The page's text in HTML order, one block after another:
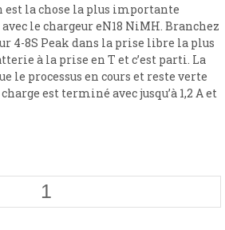
la chose la plus importante
le chargeur eN18 NiMH. Branchez
4-8S Peak dans la prise libre la plus
à la prise en T et c’est parti. La
le processus en cours et reste verte
est terminé avec jusqu’à 1,2 A et